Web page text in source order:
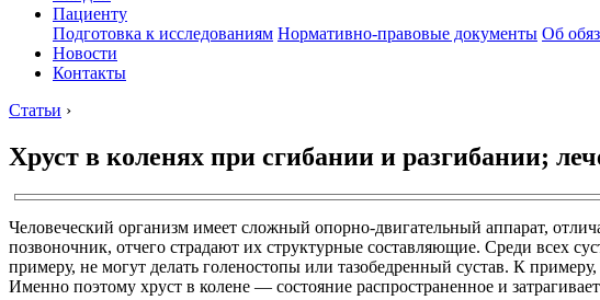
Пациенту
Подготовка к исследованиям Нормативно-правовые документы Об
Новости
Контакты
Статьи ›
Хруст в коленях при сгибании и разгибании;
Человеческий организм имеет сложный опорно-двигательный аппарат,
позвоночник, отчего страдают их структурные составляющие. Среди всех
примеру, не могут делать голеностопы или тазобедренный сустав. К
Именно поэтому хруст в колене — состояние распространенное и